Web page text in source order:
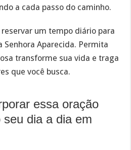
a cada passo do caminho.
um tempo diário para
Senhora Aparecida. Permita
transforme sua vida e traga
que você busca.
essa oração
dia a dia em